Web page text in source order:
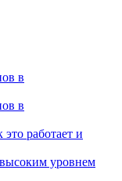
в
в
работает и
уровнем